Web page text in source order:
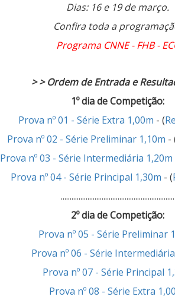
Dias: 16 e 19 de março.
Confira toda a
Programa CNNE - FHB -
> > Ordem de Entrada e
1º dia de Competição:
Prova nº 01 - Série Extra 1,00m - (
Prova nº 02 - Série Preliminar 1,10m -
Prova nº 03 - Série Intermediária 1,20m
Prova nº 04 - Série Principal 1,30m - (
................................................................
2º dia de Competição:
Prova nº 05 - Série Preliminar
Prova nº 06 - Série
Prova nº 07 - Série Principal
Prova nº 08 - Série Extra